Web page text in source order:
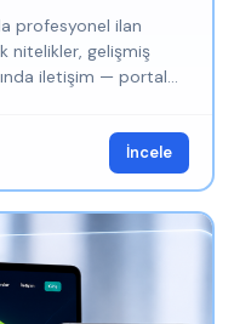
profesyonel ilan
nitelikler, gelişmiş
iletişim — portal
İncele